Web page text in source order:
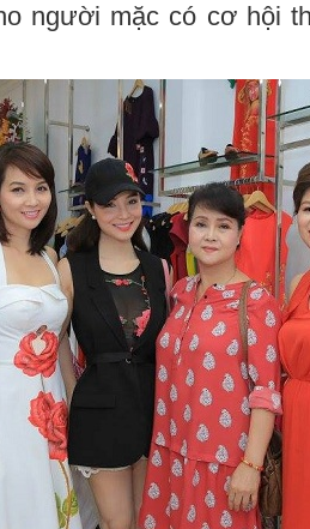
người mặc có cơ hội